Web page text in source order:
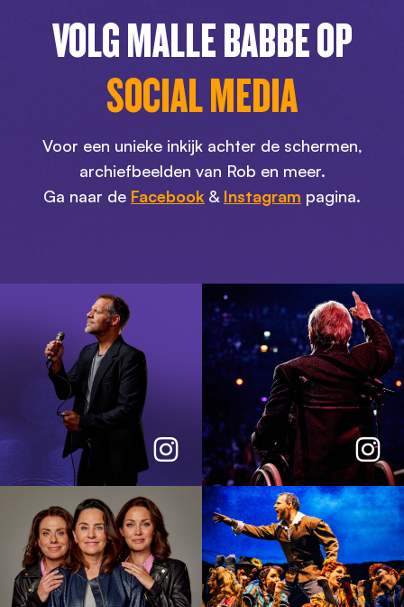
VOLG MALLE BABBE OP
SOCIAL MEDIA
Voor een unieke inkijk achter de schermen,
archiefbeelden van Rob en meer.
Ga naar de Facebook & Instagram pagina.